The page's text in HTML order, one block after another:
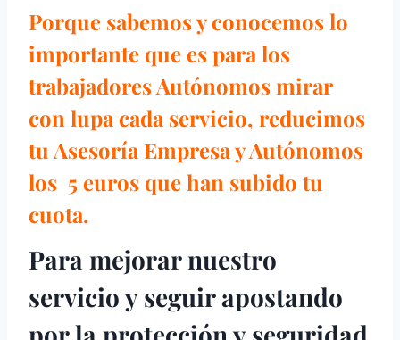
Porque sabemos y conocemos lo
importante que es para los
trabajadores Autónomos mirar
con lupa cada servicio, reducimos
tu Asesoría Empresa y Autónomos
los 5 euros que han subido tu
cuota.
Para mejorar nuestro
servicio y seguir apostando